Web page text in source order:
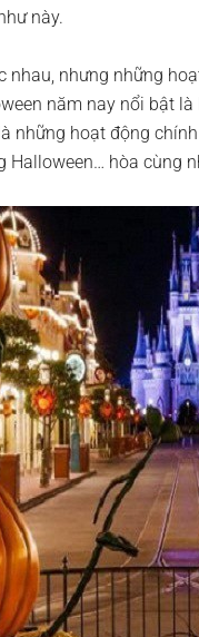
này.
nhau, nhưng những
năm nay nổi bật
những hoạt động
Halloween… hòa cùng